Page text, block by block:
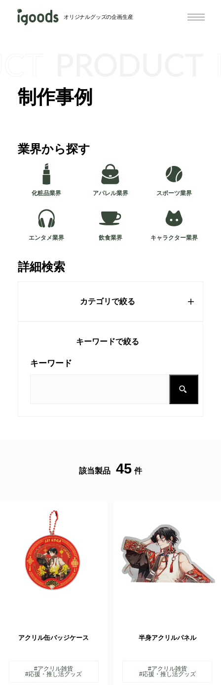
オリジナルグッズの企画生産
制作事例
業界から探す
化粧品業界 アパレル業界 スポーツ業界
エンタメ業界 飲食業界 キャラクター業界
詳細検索
カテゴリで絞る
キーワードで絞る
キーワード
該当製品 45 件
アクリル缶バッジケース
#アクリル雑貨
#応援・推し活グッズ
半身アクリルパネル
#アクリル雑貨
#応援・推し活グッズ